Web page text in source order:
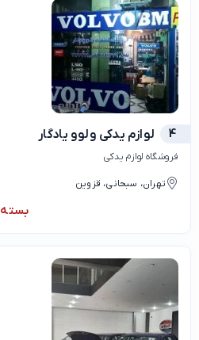
4 لوازم یدکی ولوو یادگار
فروشگاه لوازم یدکی
تهران، سبحانی، قزوین
بسته